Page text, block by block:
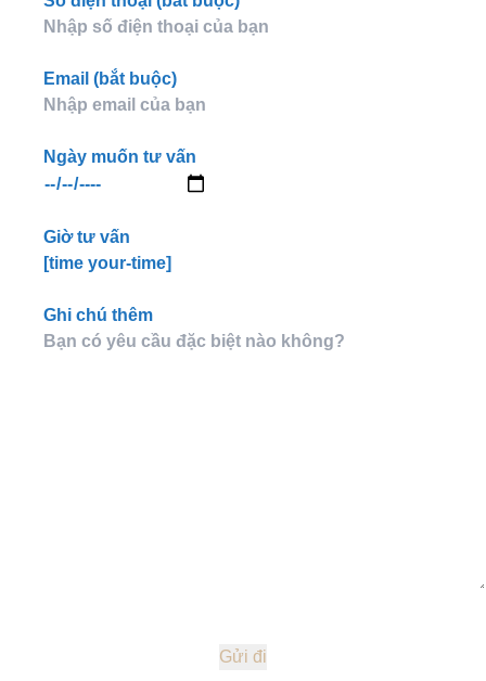
Email (bắt buộc)
Ngày muốn tư vấn
Giờ tư vấn
[time your-time]
Ghi chú thêm